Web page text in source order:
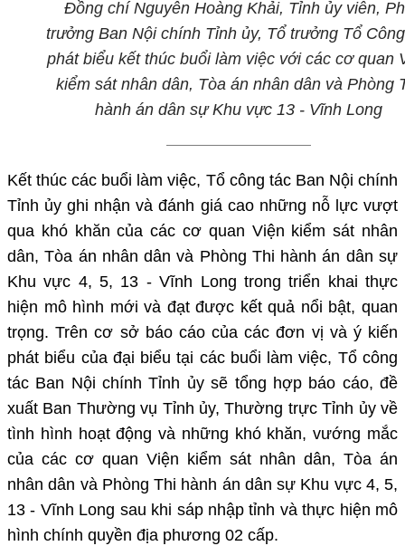
Đồng chí Nguyễn Hoàng Khải, Tỉnh ủy viên,
trưởng Ban Nội chính Tỉnh ủy, Tổ trưởng Tổ
phát biểu kết thúc buổi làm việc với các cơ quan
kiểm sát nhân dân, Tòa án nhân dân và Phòng
hành án dân sự Khu vực 13 - Vĩnh Long
Kết thúccác buổi làm việc, Tổ công tác Ban Nội chính
Tỉnh ủy ghi nhận và đánh giá cao những nỗ lực vượt
qua khó khăn của các cơ quan Viện kiểm sát nhân
dân, Tòa án nhân dân và Phòng Thi hành án dân sự
Khu vực 4, 5, 13 - Vĩnh Long trong triển khai thực
hiện mô hình mới và đạt được kết quả nổi bật, quan
trọng. Trên cơ sở báo cáo của các đơn vị và ý kiến
phát biểu của đại biểu tại các buổi làm việc, Tổ công
tác Ban Nội chính Tỉnh ủy sẽ tổng hợp báo cáo, đề
xuất Ban Thường vụ Tỉnh ủy, Thường trực Tỉnh ủy về
tình hình hoạt động và những khó khăn, vướng mắc
của các cơ quan Viện kiểm sát nhân dân, Tòa án
nhân dân và Phòng Thi hành án dân sự Khu vực 4, 5,
13 - Vĩnh Long sau khi sáp nhập tỉnh và thực hiện mô
hình chính quyền địa phương 02 cấp.